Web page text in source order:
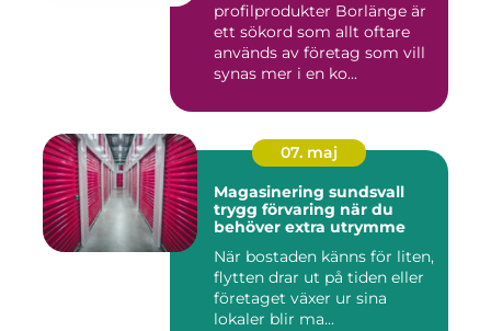
profilprodukter Borlänge är
ett sökord som allt oftare
används av företag som vill
synas mer i en ko...
07. maj
Magasinering sundsvall
trygg förvaring när du
behöver extra utrymme
När bostaden känns för liten,
flytten drar ut på tiden eller
företaget växer ur sina
lokaler blir ma...